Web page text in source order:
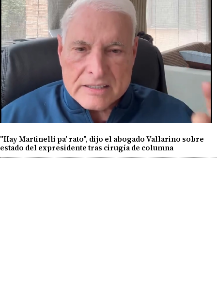
"Hay Martinelli pa' rato", dijo el abogado Vallarino sobre
estado del expresidente tras cirugía de columna